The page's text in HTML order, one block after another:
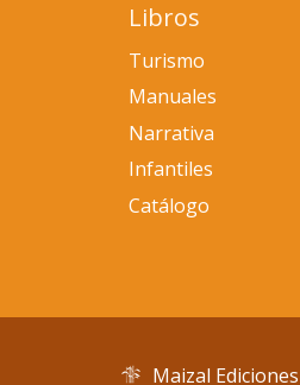
Libros
Turismo
Manuales
Narrativa
Infantiles
Catálogo
Maizal